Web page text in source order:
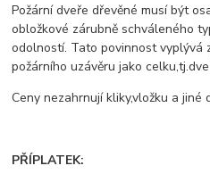
Požární dveře dřevěné musí být
obložkové zárubně schváleného
odolností. Tato povinnost vyplývá
požárního uzávěru jako
Ceny nezahrnují kliky,vložku a jiné
PŘÍPLATEK: